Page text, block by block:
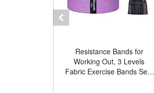
Resistance Bands for
Working Out, 3 Levels
Fabric Exercise Bands Set |